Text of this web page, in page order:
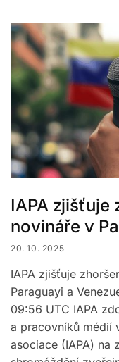
IAPA zjišťuje
novináře v
20. 10. 2025
IAPA zjišťuje
Paraguayi a
09:56 UTC IAPA
a pracovníků médií
asociace (IAPA) na